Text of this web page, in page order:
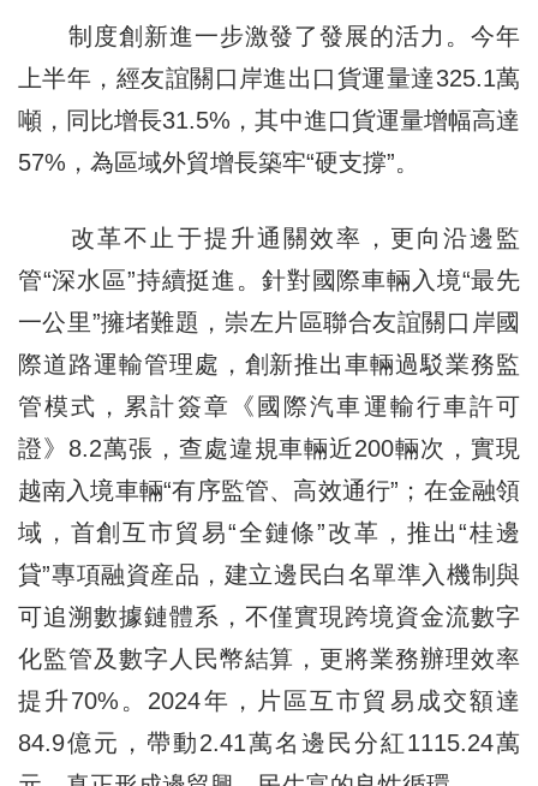
制度創新進一步激發了發展的活力。今年
上半年，經友誼關口岸進出口貨運量達325.1萬
噸，同比增長31.5%，其中進口貨運量增幅高達
57%，為區域外貿增長築牢“硬支撐”。
改革不止于提升通關效率，更向沿邊監
管“深水區”持續挺進。針對國際車輛入境“最先
一公里”擁堵難題，崇左片區聯合友誼關口岸國
際道路運輸管理處，創新推出車輛過駁業務監
管模式，累計簽章《國際汽車運輸行車許可
證》8.2萬張，查處違規車輛近200輛次，實現
越南入境車輛“有序監管、高效通行”；在金融領
域，首創互市貿易“全鏈條”改革，推出“桂邊
貸”專項融資産品，建立邊民白名單準入機制與
可追溯數據鏈體系，不僅實現跨境資金流數字
化監管及數字人民幣結算，更將業務辦理效率
提升70%。2024年，片區互市貿易成交額達
84.9億元，帶動2.41萬名邊民分紅1115.24萬